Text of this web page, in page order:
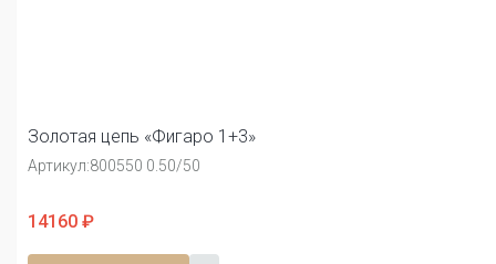
Золотая цепь «Фигаро 1+3»
Артикул:800550 0.50/50
14160 ₽